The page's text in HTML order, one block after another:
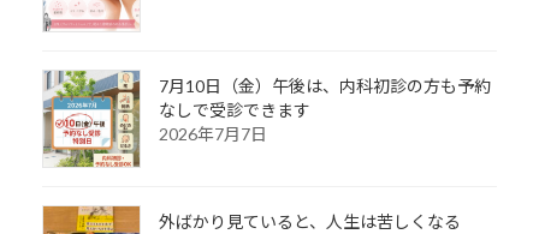
7月10日（金）午後は、内科初診の方も予約
なしで受診できます
2026年7月7日
外ばかり見ていると、人生は苦しくなる